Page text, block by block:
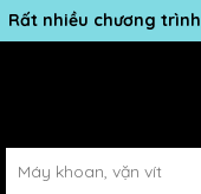
Rất nhiều chương